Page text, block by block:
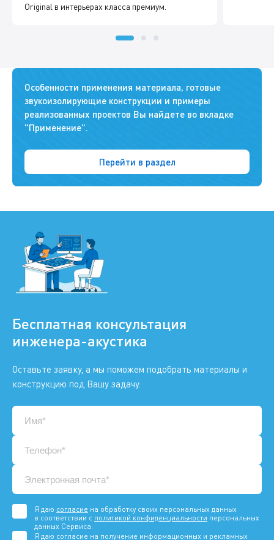
Original в интерьерах класса премиум.
Особенности применения материала, готовые
звукоизолирующие конструкции и примеры
реализованных проектов Вы найдете во вкладке
"Применение".
Перейти в раздел
Бесплатная консультация
инженера-акустика
Оставьте заявку, а мы поможем подобрать материалы и
конструкцию под Вашу задачу.
Я даю согласие на обработку своих персональных данных
в соответствии с политикой конфиденциальности персональных
данных Сервиса.
Я даю согласие на получение информационных и рекламных